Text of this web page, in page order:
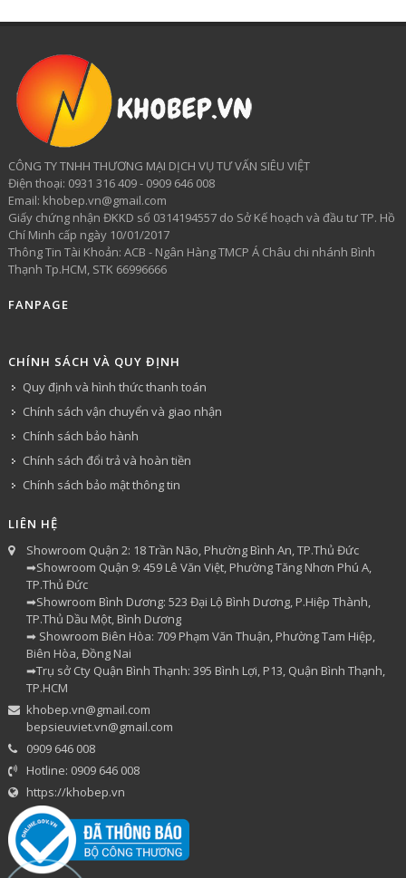
CÔNG TY TNHH THƯƠNG MẠI DỊCH VỤ TƯ VẤN SIÊU VIỆT
​Điện thoại: 0931 316 409 - 0909 646 008
Email: khobep.vn@gmail.com
Giấy chứng nhận ĐKKD số 0314194557 do Sở Kế hoạch và đầu tư TP. Hồ
Chí Minh cấp ngày 10/01/2017
Thông Tin Tài Khoản: ACB - Ngân Hàng TMCP Á Châu chi nhánh Bình
Thạnh Tp.HCM, STK 66996666
FANPAGE
CHÍNH SÁCH VÀ QUY ĐỊNH
Quy định và hình thức thanh toán
Chính sách vận chuyển và giao nhận
Chính sách bảo hành
Chính sách đổi trả và hoàn tiền
Chính sách bảo mật thông tin
LIÊN HỆ
Showroom Quận 2: 18 Trần Não, Phường Bình An, TP.Thủ Đức
➡Showroom Quận 9: 459 Lê Văn Việt, Phường Tăng Nhơn Phú A,
TP.Thủ Đức
➡Showroom Bình Dương: 523 Đại Lộ Bình Dương, P.Hiệp Thành,
TP.Thủ Dầu Một, Bình Dương
➡ Showroom Biên Hòa: 709 Phạm Văn Thuận, Phường Tam Hiệp,
Biên Hòa, Đồng Nai
➡Trụ sở Cty Quận Bình Thạnh: 395 Bình Lợi, P13, Quận Bình Thạnh,
TP.HCM
khobep.vn@gmail.com
bepsieuviet.vn@gmail.com
0909 646 008
Hotline: 0909 646 008
https://khobep.vn